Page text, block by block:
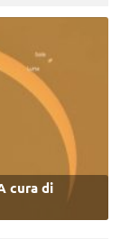
cura di